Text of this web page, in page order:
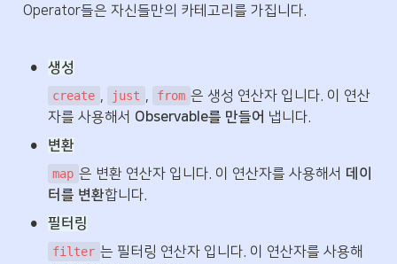
Operator들은 자신들만의 카테고리를 가집니다.
• 생성
create , just , from 은 생성 연산자 입니다. 이 연산
자를 사용해서 Observable를 만들어 냅니다.
• 변환
map 은 변환 연산자 입니다. 이 연산자를 사용해서 데이
터를 변환합니다.
• 필터링
filter 는 필터링 연산자 입니다. 이 연산자를 사용해